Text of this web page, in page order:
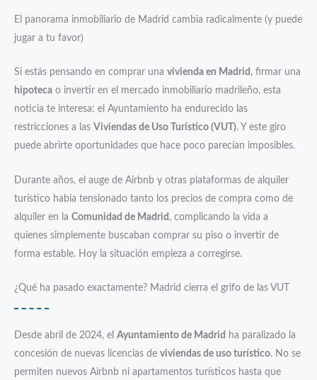
El panorama inmobiliario de Madrid cambia radicalmente (y puede
jugar a tu favor)
Si estás pensando en comprar una vivienda en Madrid , firmar una
hipoteca o invertir en el mercado inmobiliario madrileño, esta
noticia te interesa: el Ayuntamiento ha endurecido las
restricciones a las Viviendas de Uso Turístico (VUT). Y este giro
puede abrirte oportunidades que hace poco parecían imposibles.
Durante años, el auge de Airbnb y otras plataformas de alquiler
turístico había tensionado tanto los precios de compra como de
alquiler en la Comunidad de Madrid , complicando la vida a
quienes simplemente buscaban comprar su piso o invertir de
forma estable. Hoy la situación empieza a corregirse.
¿Qué ha pasado exactamente? Madrid cierra el grifo de las VUT
Desde abril de 2024, el Ayuntamiento de Madrid ha paralizado la
concesión de nuevas licencias de viviendas de uso turístico. No se
permiten nuevos Airbnb ni apartamentos turísticos hasta que